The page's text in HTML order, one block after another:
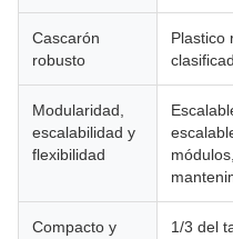
Cascarón
robusto
Plastico
Modularidad,
escalabilidad y
flexibilidad
Compacto y
1/3 del